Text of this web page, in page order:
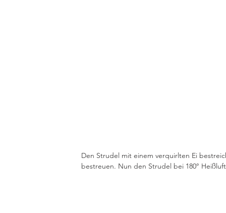
Den Strudel mit einem verquirlten Ei
bestreuen. Nun den Strudel bei 180°